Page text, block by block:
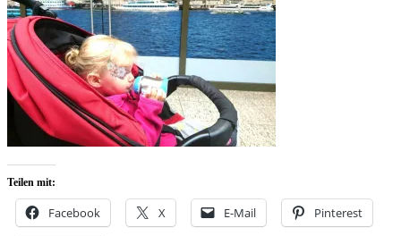
Teilen mit:
Facebook X E-Mail Pinterest